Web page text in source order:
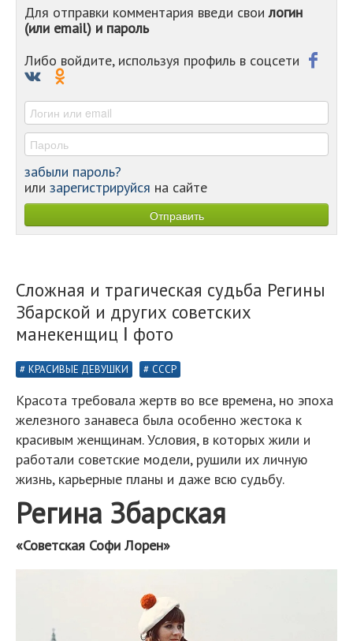
-
-
Для отправки комментария введи своилогин
(или email) и пароль
Либо войдите, используя профиль в соцсети
забыли пароль?
или зарегистрируйся на сайте
Сложная и трагическая судьба Регины
Збарской и других советских
манекенщиц Ⅰ фото
КРАСИВЫЕ ДЕВУШКИ СССР
Красота требовала жертв во все времена, но эпоха
железного занавеса была особенно жестока к
красивым женщинам. Условия, в которых жили и
работали советские модели, рушили их личную
жизнь, карьерные планы и даже всю судьбу.
Регина Збарская
«Советская Софи Лорен»